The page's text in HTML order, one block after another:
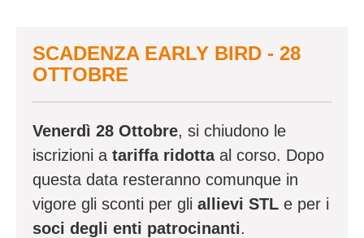
SCADENZA EARLY BIRD - 28
OTTOBRE
Venerdì 28 Ottobre, si chiudono le
iscrizioni a tariffa ridotta al corso. Dopo
questa data resteranno comunque in
vigore gli sconti per gli allievi STL e per i
soci degli enti patrocinanti.